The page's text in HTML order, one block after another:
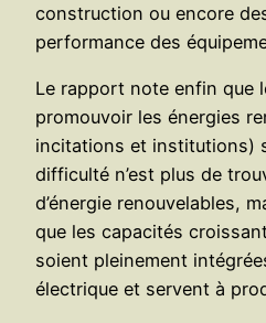
construction ou encore
performance des
Le rapport note enfin que
promouvoir les énergies
incitations et institutions)
difficulté n’est plus de
d’énergie renouvelables,
que les capacités
soient pleinement
électrique et servent à